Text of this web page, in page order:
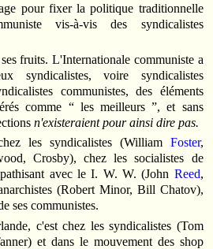
pour fixer la politique traditionnelle
vis-à-vis des syndicalistes
fruits. L'Internationale communiste a
syndicalistes, voire syndicalistes
communistes, des éléments
comme “ les meilleurs ”, et sans
n'existeraient pour ainsi dire pas.
les syndicalistes (William Foster,
Crosby), chez les socialistes de
avec le I. W. W. (John Reed,
(Robert Minor, Bill Chatov),
ses communistes.
c'est chez les syndicalistes (Tom
et dans le mouvement des shop